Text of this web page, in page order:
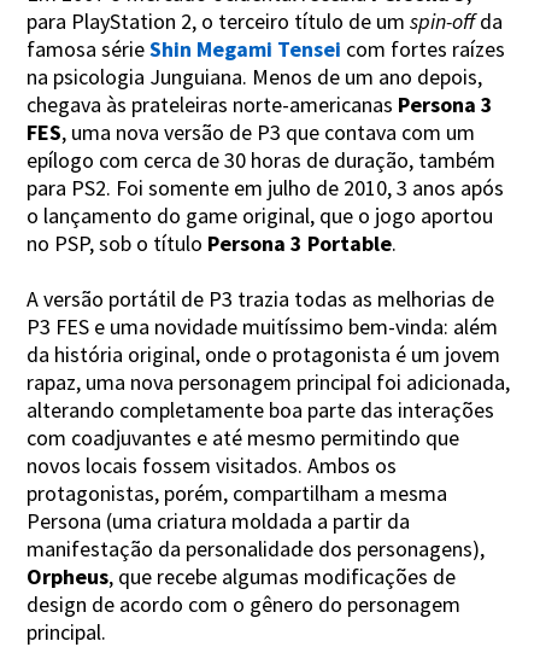
para PlayStation 2, o terceiro título de umspin-offda
famosa sérieShin Megami Tensei com fortes raízes
na psicologia Junguiana. Menos de um ano depois,
chegava às prateleiras norte-americanas Persona 3
FES, uma nova versão de P3 que contava com um
epílogo com cerca de 30 horas de duração, também
para PS2. Foi somente em julho de 2010, 3 anos após
o lançamento do game original, que o jogo aportou
no PSP, sob o título Persona 3 Portable.
A versão portátil de P3 trazia todas as melhorias de
P3 FES e uma novidade muitíssimo bem-vinda: além
da história original, onde o protagonista é um jovem
rapaz, uma nova personagem principal foi adicionada,
alterando completamente boa parte das interações
com coadjuvantes e até mesmo permitindo que
novos locais fossem visitados. Ambos os
protagonistas, porém, compartilham a mesma
Persona (uma criatura moldada a partir da
manifestação da personalidade dos personagens),
Orpheus, que recebe algumas modificações de
design de acordo com o gênero do personagem
principal.